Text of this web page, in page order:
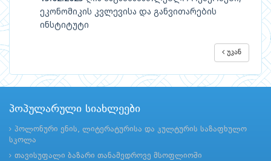
ეკონომიკის კვლევისა და განვითარების
ინსტიტუტი
უკან
პოპულარული სიახლეები
პოლონური ენის, ლიტერატურისა და კულტურის საზაფხულო
სკოლა
თავისუფალი ბაზარი თანამედროვე მსოფლიოში